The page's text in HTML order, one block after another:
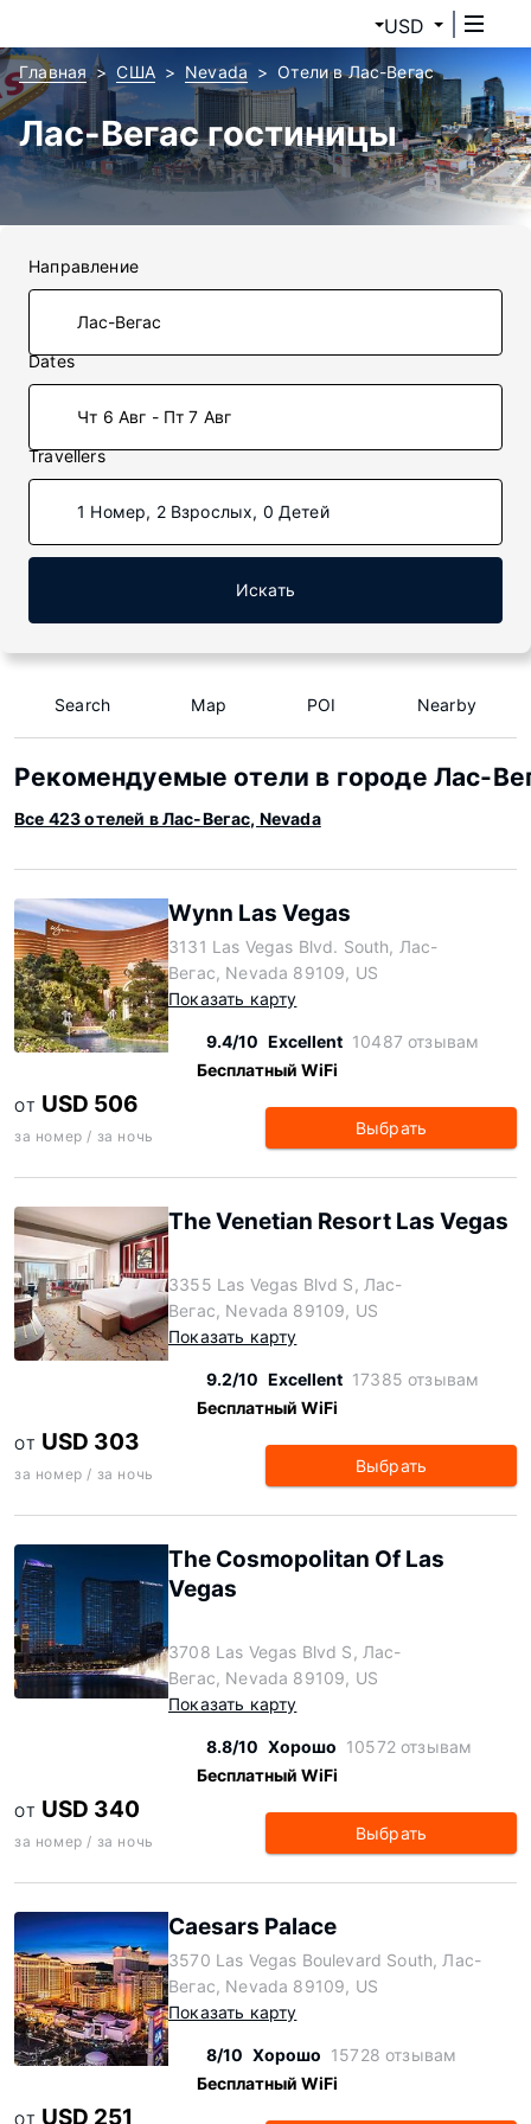
USD
Главная США Nevada Отели в Лас-Вегас
Лас-Вегас гостиницы
Направление
Dates
Чт 6 Авг - Пт 7 Авг
Travellers
1 Номер, 2 Взрослых, 0 Детей
Искать
Search Map POI Nearby
Рекомендуемые отели в городе Лас-
Все 423 отелей в Лас-Вегас, Nevada
Wynn Las Vegas
3131 Las Vegas Blvd. South, Лас-
Вегас, Nevada 89109, US
Показать карту
9.4/10 Excellent 10487 отзывам
Бесплатный WiFi
ОТ USD 506
за номер / за ночь Выбрать
The Venetian Resort Las Vegas
3355 Las Vegas Blvd S, Лас-
Вегас, Nevada 89109, US
Показать карту
9.2/10 Excellent 17385 отзывам
Бесплатный WiFi
ОТ USD 303
за номер / за ночь Выбрать
The Cosmopolitan Of Las
Vegas
3708 Las Vegas Blvd S, Лас-
Вегас, Nevada 89109, US
Показать карту
8.8/10 Хорошо 10572 отзывам
Бесплатный WiFi
ОТ USD 340
за номер / за ночь Выбрать
Caesars Palace
3570 Las Vegas Boulevard South, Лас-
Вегас, Nevada 89109, US
Показать карту
8/10 Хорошо 15728 отзывам
Бесплатный WiFi
ОТ USD 251